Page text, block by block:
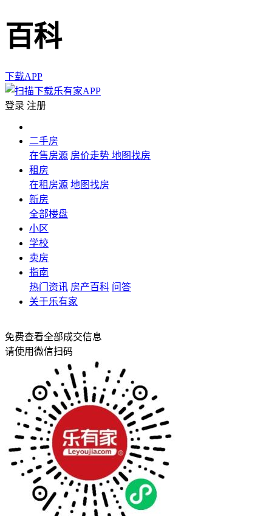
百科
下载APP
登录 注册
二手房
在售房源 房价走势 地图找房
租房
在租房源 地图找房
新房
全部楼盘
小区
学校
卖房
指南
热门资讯 房产百科 问答
关于乐有家
免费查看全部成交信息
请使用微信扫码